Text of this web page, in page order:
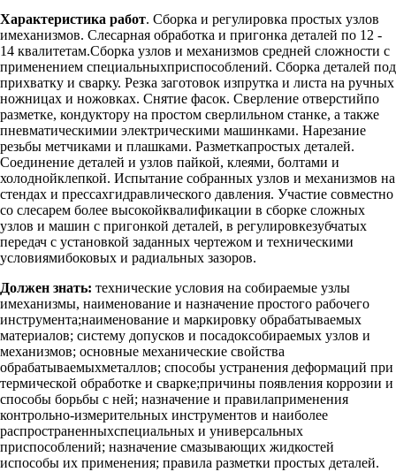
Характеристика работ. Сборка и регулировка простых узлов
имеханизмов. Слесарная обработка и пригонка деталей по 12 -
14 квалитетам.Сборка узлов и механизмов средней сложности с
применением специальныхприспособлений. Сборка деталей под
прихватку и сварку. Резка заготовок изпрутка и листа на ручных
ножницах и ножовках. Снятие фасок. Сверление отверстийпо
разметке, кондуктору на простом сверлильном станке, а также
пневматическимии электрическими машинками. Нарезание
резьбы метчиками и плашками. Разметкапростых деталей.
Соединение деталей и узлов пайкой, клеями, болтами и
холоднойклепкой. Испытание собранных узлов и механизмов на
стендах и прессахгидравлического давления. Участие совместно
со слесарем более высокойквалификации в сборке сложных
узлов и машин с пригонкой деталей, в регулировкезубчатых
передач с установкой заданных чертежом и техническими
условиямибоковых и радиальных зазоров.
Должен знать: технические условия на собираемые узлы
имеханизмы, наименование и назначение простого рабочего
инструмента;наименование и маркировку обрабатываемых
материалов; систему допусков и посадоксобираемых узлов и
механизмов; основные механические свойства
обрабатываемыхметаллов; способы устранения деформаций при
термической обработке и сварке;причины появления коррозии и
способы борьбы с ней; назначение и правилаприменения
контрольно-измерительных инструментов и наиболее
распространенныхспециальных и универсальных
приспособлений; назначение смазывающих жидкостей
испособы их применения; правила разметки простых деталей.